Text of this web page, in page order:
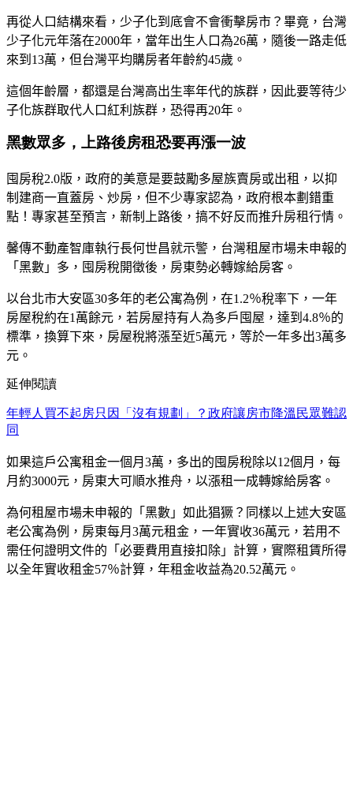
再從人口結構來看，少子化到底會不會衝擊房市？畢竟，台灣
少子化元年落在2000年，當年出生人口為26萬，隨後一路走低
來到 13萬，但台灣平均購房者年齡約45歲。
這個年齡層，都還是台灣高出生率年代的族群，因此要等待少
子化族群取代人口紅利族群，恐得再20年。
黑數眾多，上路後房租恐要再漲一波
囤房稅2.0版，政府的美意是要鼓勵多屋族賣房或出租，以抑
制建商一直蓋房、炒房，但不少專家認為，政府根本劃錯重
點！專家甚至預言，新制上路後，搞不好反而推升房租行情。
馨傳不動產智庫執行長何世昌就示警，台灣租屋市場未申報的
「黑數」多，囤房稅開徵後，房東勢必轉嫁給房客。
以台北市大安區30多年的老公寓為例，在1.2％稅率下，一年
房屋稅約在1 萬餘元，若房屋持有人為多戶囤屋，達到 4.8％的
標準，換算下來，房屋稅將漲至近5萬元，等於一年多出3萬多
元。
延伸閱讀
年輕人買不起房只因「沒有規劃」？政府讓房市降溫民眾難認
同
如果這戶公寓租金一個月 3萬，多出的囤房稅除以12個月，每
月約3000元，房東大可順水推舟，以漲租一成轉嫁給房客。
為何租屋市場未申報的「黑數」如此猖獗？同樣以上述大安區
老公寓為例，房東每月 3萬元租金，一年實收36萬元，若用不
需任何證明文件的「必要費用直接扣除」計算，實際租賃所得
以全年實收租金57％計算，年租金收益為20.52萬元。